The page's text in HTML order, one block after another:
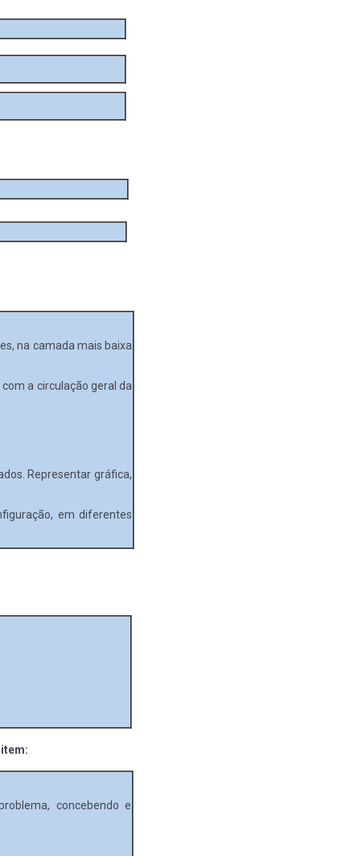
na camada mais baixa
a circulação geral da
Representar gráfica,
em diferentes
concebendo e